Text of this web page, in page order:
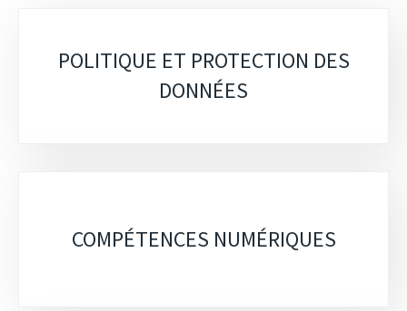
rubriquesPOLITIQUE ET PROTECTION DES
DONNÉES
COMPÉTENCES NUMÉRIQUES